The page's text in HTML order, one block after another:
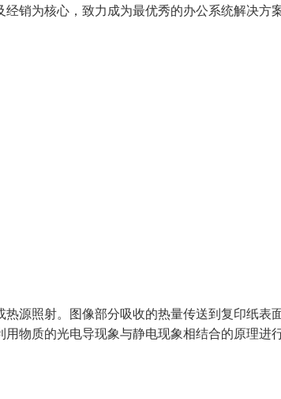
销为核心，致力成为最优秀的办公系统解决方
源照射。图像部分吸收的热量传送到复印纸表
物质的光电导现象与静电现象相结合的原理进